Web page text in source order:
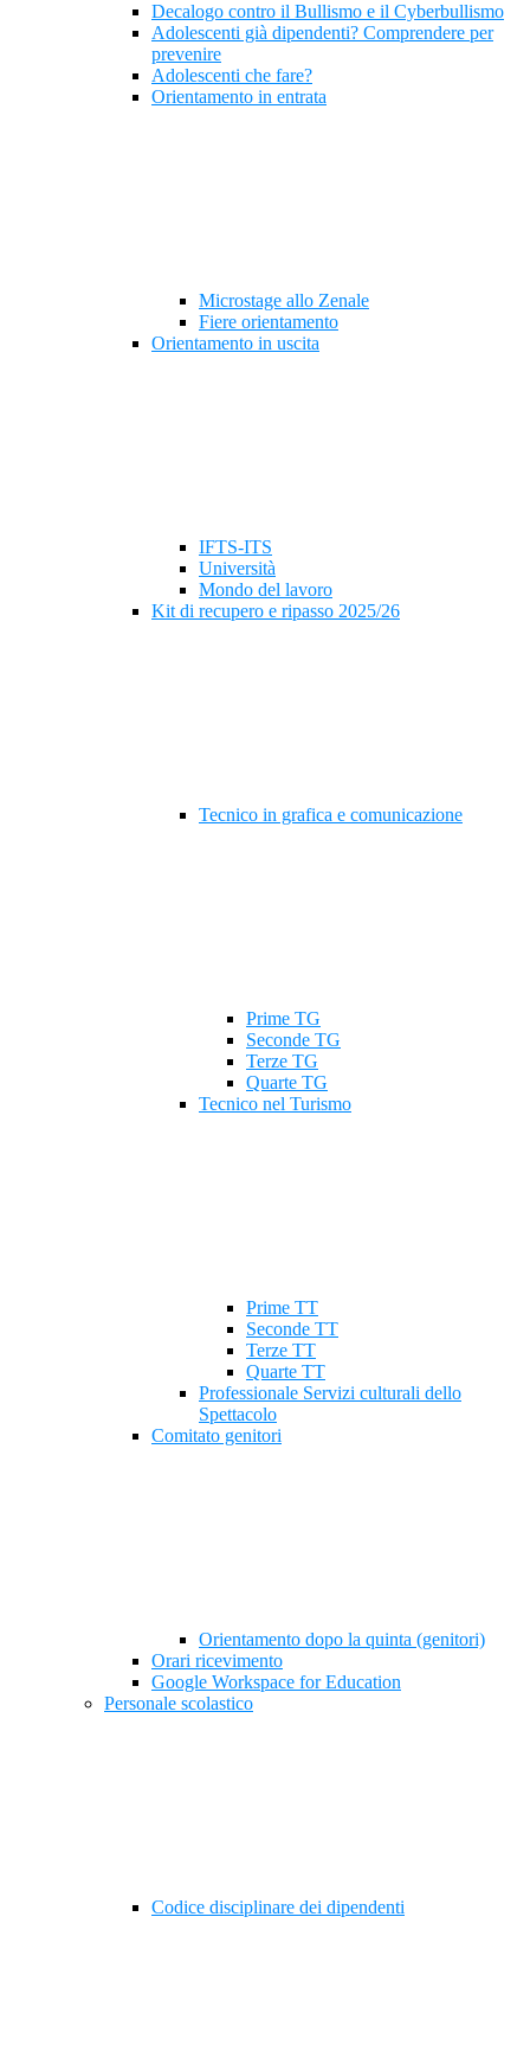
Decalogo contro il Bullismo e il Cyberbullismo
Adolescenti già dipendenti? Comprendere per
prevenire
Adolescenti che fare?
Orientamento in entrata
Microstage allo Zenale
Fiere orientamento
Orientamento in uscita
IFTS-ITS
Università
Mondo del lavoro
Kit di recupero e ripasso 2025/26
Tecnico in grafica e comunicazione
Prime TG
Seconde TG
Terze TG
Quarte TG
Tecnico nel Turismo
Prime TT
Seconde TT
Terze TT
Quarte TT
Professionale Servizi culturali dello
Spettacolo
Comitato genitori
Orientamento dopo la quinta (genitori)
Orari ricevimento
Google Workspace for Education
Personale scolastico
Codice disciplinare dei dipendenti